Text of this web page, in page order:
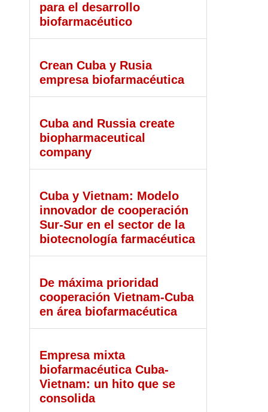
para el desarrollo
biofarmacéutico
Crean Cuba y Rusia
empresa biofarmacéutica
Cuba and Russia create
biopharmaceutical
company
Cuba y Vietnam: Modelo
innovador de cooperación
Sur-Sur en el sector de la
biotecnología farmacéutica
De máxima prioridad
cooperación Vietnam-Cuba
en área biofarmacéutica
Empresa mixta
biofarmacéutica Cuba-
Vietnam: un hito que se
consolida